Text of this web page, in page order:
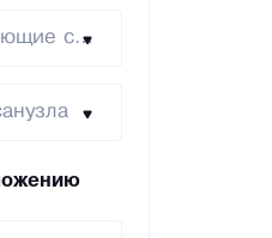
Чистящие и моющие средства